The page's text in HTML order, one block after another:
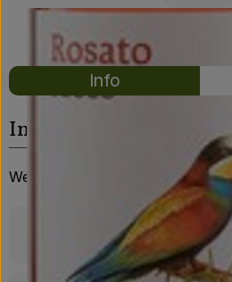
Über uns
CommunityHandelsklasse II
Rezepte
Info
Info
Weinpfandflasche 0,25 €
Produktinformationen